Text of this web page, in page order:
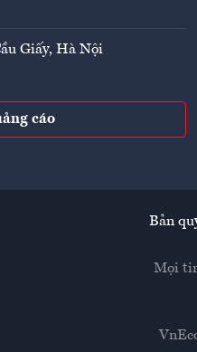
Giấy, Hà Nội
cáo
Bản
Mọi